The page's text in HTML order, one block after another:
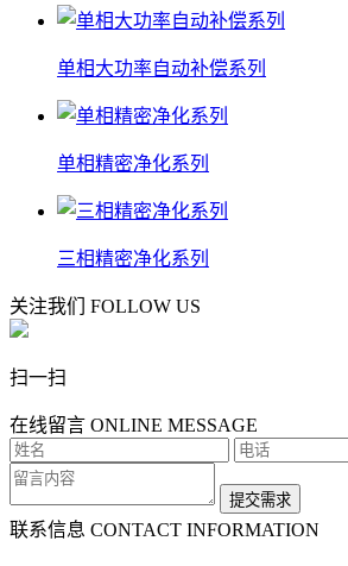
单相大功率自动补偿系列
单相精密净化系列
三相精密净化系列
关注我们 FOLLOW US
扫一扫
在线留言 ONLINE MESSAGE
联系信息 CONTACT INFORMATION